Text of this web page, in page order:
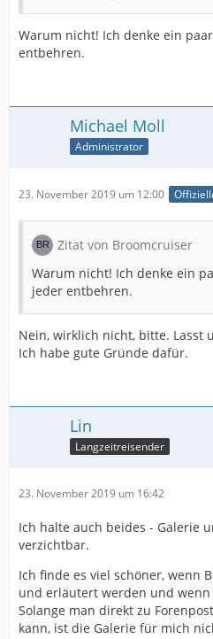
Warum nicht! Ich denke ein
entbehren.
Michael Moll
Administrator
23. November 2019 um 12:00
Zitat von Broomcruiser
Warum nicht! Ich denke ein
jeder entbehren.
Nein, wirklich nicht, bitte. Lasst
Ich habe gute Gründe dafür.
Lin
Langzeitreisender
23. November 2019 um 16:42
Ich halte auch beides - Galerie
verzichtbar.
Ich finde es viel schöner, wenn
und erläutert werden und
Solange man direkt zu
kann, ist die Galerie für mich